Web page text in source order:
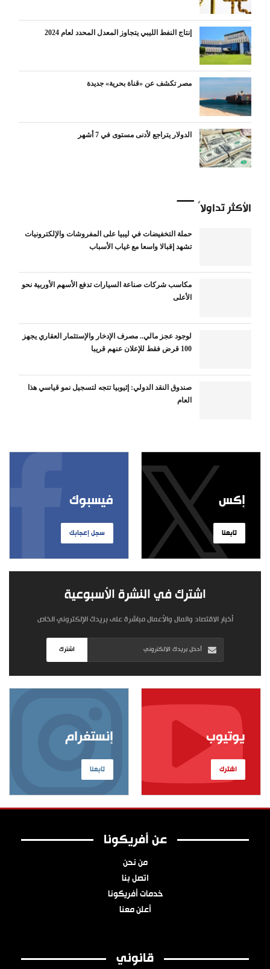
إنتاج النفط الليبي يتجاوز المعدل المحدد لعام 2024
مصر تكشف عن «قناة بحرية» جديدة
الدولار يتراجع لأدنى مستوى في 7 أشهر
الأكثر تداولاً
حملة التخفيضات في ليبيا على المفروشات والإلكترونيات
تشهد إقبالا واسعا مع غياب الأسباب
مكاسب شركات صناعة السيارات تدفع الأسهم الأوربية نحو
الأعلى
لوجود عجز مالي.. مصرف الإدخار والإستثمار العقاري يجهز
100 قرض فقط للإعلان عنهم قريبا
صندوق النقد الدولي: إثيوبيا تتجه لتسجيل نمو قياسي هذا
العام
فيسبوك
سجل إعجابك
إكس
تابعنا
اشترك في النشرة الأسبوعية
أخبار الاقتصاد والمال والأعمال مباشرة على بريدك الإلكتروني الخاص
اشترك
إنستغرام
تابعنا
يوتيوب
اشترك
عن أفريكونا
من نحن
اتصل بنا
خدمات أفريكونا
أعلن معنا
قانوني